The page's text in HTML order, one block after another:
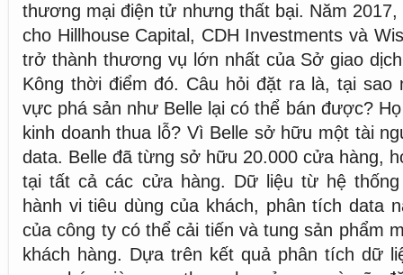
thương mại điện tử nhưng thất bại. Năm 2017,
cho Hillhouse Capital, CDH Investments và
trở thành thương vụ lớn nhất của Sở giao
Kông thời điểm đó. Câu hỏi đặt ra là, tại sao
vực phá sản như Belle lại có thể bán được?
kinh doanh thua lỗ? Vì Belle sở hữu một tài
data. Belle đã từng sở hữu 20.000 cửa hàng,
tại tất cả các cửa hàng. Dữ liệu từ hệ
hành vi tiêu dùng của khách, phân tích data
của công ty có thể cải tiến và tung sản phẩm
khách hàng. Dựa trên kết quả phân tích dữ